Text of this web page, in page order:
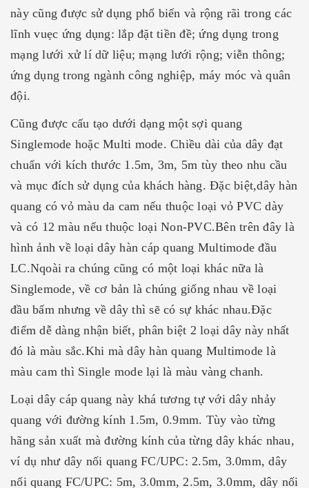
này cũng được sử dụng phổ biến và rộng rãi trong các
lĩnh vuẹc ứng dụng: lắp đặt tiền đề; ứng dụng trong
mạng lưới xử lí dữ liệu; mạng lưới rộng; viễn thông;
ứng dụng trong ngành công nghiệp, máy móc và quân
đội.
Cũng được cấu tạo dưới dạng một sợi quang
Singlemode hoặc Multi mode. Chiều dài của dây đạt
chuẩn với kích thước 1.5m, 3m, 5m tùy theo nhu cầu
và mục đích sử dụng của khách hàng. Đặc biệt,dây hàn
quang có vỏ màu da cam nếu thuộc loại vỏ PVC dày
và có 12 màu nếu thuộc loại Non-PVC.Bên trên đây là
hình ảnh về loại dây hàn cáp quang Multimode đầu
LC.Nqoài ra chúng cũng có một loại khác nữa là
Singlemode, về cơ bản là chúng giống nhau về loại
đầu bấm nhưng về dây thì sẽ có sự khác nhau.Đặc
điểm dễ dàng nhận biết, phân biệt 2 loại dây này nhất
đó là màu sắc.Khi mà dây hàn quang Multimode là
màu cam thì Single mode lại là màu vàng chanh.
Loại dây cáp quang này khá tương tự với dây nhảy
quang với đường kính 1.5m, 0.9mm. Tùy vào từng
hãng sản xuất mà đường kính của từng dây khác nhau,
ví dụ như dây nối quang FC/UPC: 2.5m, 3.0mm, dây
nối quang FC/UPC: 5m, 3.0mm, 2.5m, 3.0mm, dây nối